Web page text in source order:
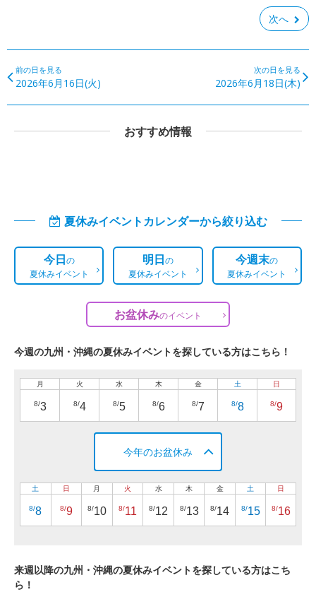
次へ
前の日を見る
2026年6月16日(火)
次の日を見る
2026年6月18日(木)
おすすめ情報
夏休みイベントカレンダーから絞り込む
今日の
夏休みイベント
明日の
夏休みイベント
今週末の
夏休みイベント
お盆休みのイベント
今週の九州・沖縄の夏休みイベントを探している方はこちら！
月
8/3
火
8/4
水
8/5
木
8/6
金
8/7
土
8/8
日
8/9
今年のお盆休み
土
8/8
日
8/9
月
8/10
火
8/11
水
8/12
木
8/13
金
8/14
土
8/15
日
8/16
来週以降の九州・沖縄の夏休みイベントを探している方はこち
ら！